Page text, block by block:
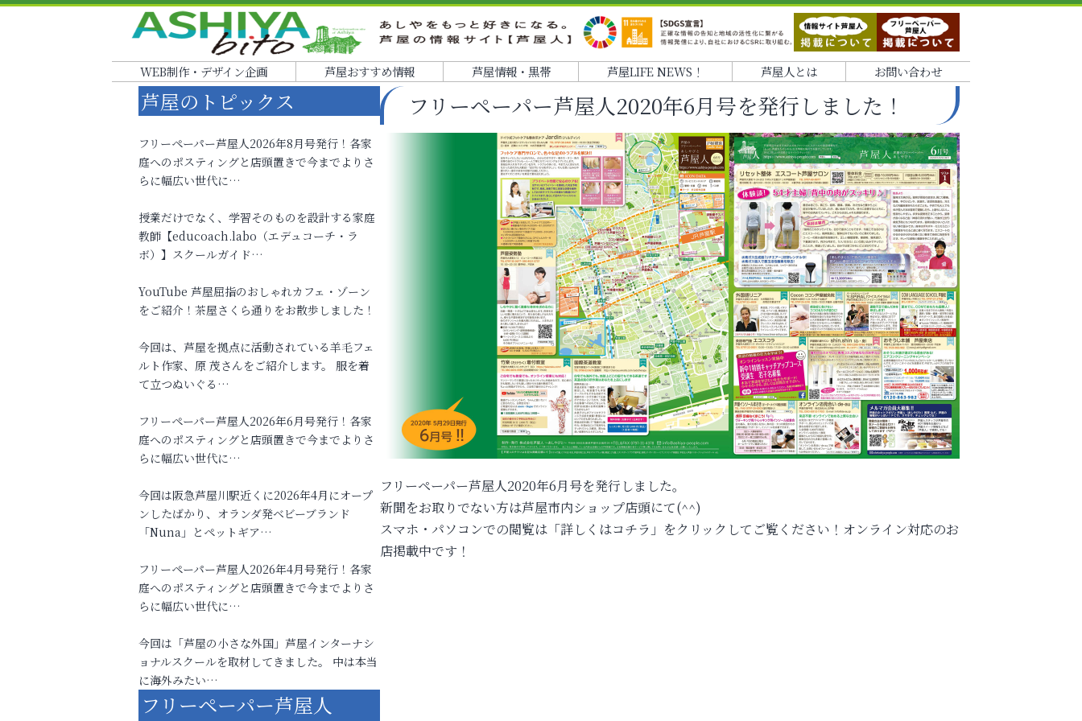
WEB制作・デザイン企画 芦屋おすすめ情報 芦屋情報・黒帯 芦屋LIFE NEWS！ 芦屋人とは お問い合わせ
フリーペーパー芦屋人2020年6月号を発行しました！
フリーペーパー芦屋人2020年6月号を発行しました。
新聞をお取りでない方は芦屋市内ショップ店頭にて(^^)
スマホ・パソコンでの閲覧は「詳しくはコチラ」をクリックしてご覧ください！オンライン対応のお
店掲載中です！
芦屋のトピックス
フリーペーパー芦屋人2026年8月号発行！各家
庭へのポスティングと店頭置きで今までよりさ
らに幅広い世代に…
授業だけでなく、学習そのものを設計する家庭
教師【educoach.labo（エデュコーチ・ラ
ボ）】スクールガイド…
YouTube 芦屋屈指のおしゃれカフェ・ゾーン
をご紹介！茶屋さくら通りをお散歩しました！
今回は、芦屋を拠点に活動されている羊毛フェ
ルト作家、原 茂さんをご紹介します。 服を着
て立つぬいぐる…
フリーペーパー芦屋人2026年6月号発行！各家
庭へのポスティングと店頭置きで今までよりさ
らに幅広い世代に…
今回は阪急芦屋川駅近くに2026年4月にオープ
ンしたばかり、オランダ発ベビーブランド
「Nuna」とペットギア…
フリーペーパー芦屋人2026年4月号発行！各家
庭へのポスティングと店頭置きで今までよりさ
らに幅広い世代に…
今回は「芦屋の小さな外国」芦屋インターナシ
ョナルスクールを取材してきました。 中は本当
に海外みたい…
フリーペーパー芦屋人